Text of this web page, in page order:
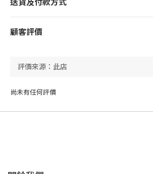
顧客評價
尚未有任何評價